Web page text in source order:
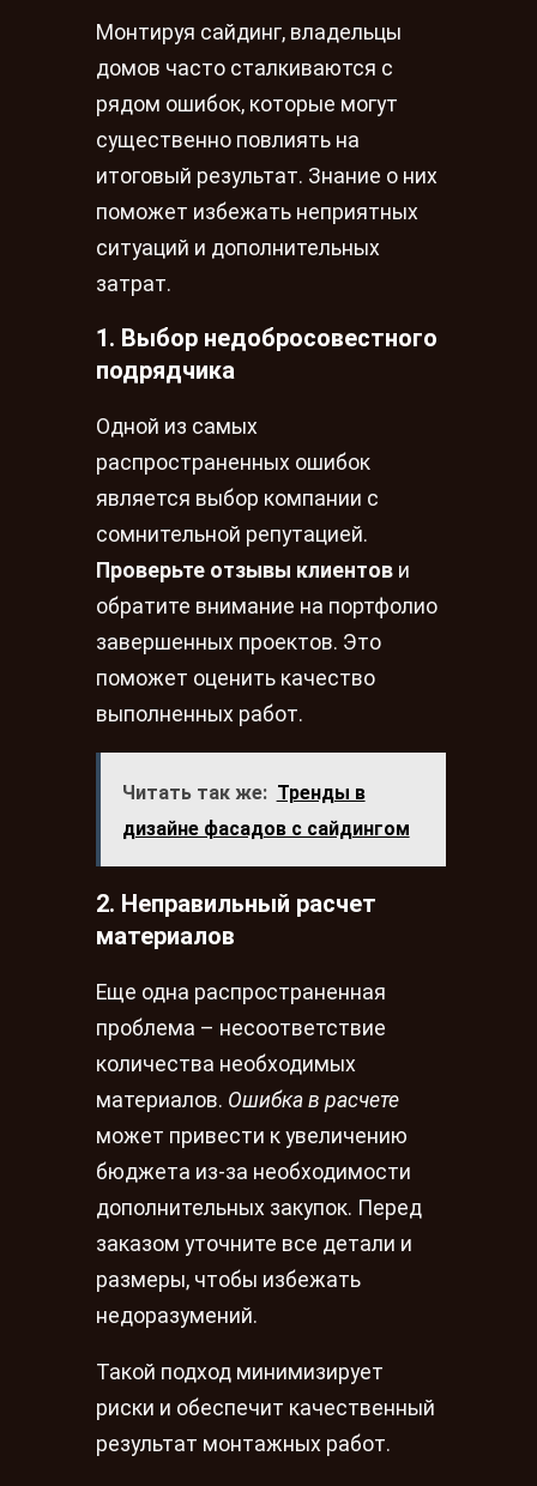
Монтируя сайдинг, владельцы
домов часто сталкиваются с
рядом ошибок, которые могут
существенно повлиять на
итоговый результат. Знание о них
поможет избежать неприятных
ситуаций и дополнительных
затрат.
1. Выбор недобросовестного
подрядчика
Одной из самых
распространенных ошибок
является выбор компании с
сомнительной репутацией.
Проверьте отзывы клиентов и
обратите внимание на портфолио
завершенных проектов. Это
поможет оценить качество
выполненных работ.
Читать так же: Тренды в
дизайне фасадов с сайдингом
2. Неправильный расчет
материалов
Еще одна распространенная
проблема – несоответствие
количества необходимых
материалов. Ошибка в расчете
может привести к увеличению
бюджета из-за необходимости
дополнительных закупок. Перед
заказом уточните все детали и
размеры, чтобы избежать
недоразумений.
Такой подход минимизирует
риски и обеспечит качественный
результат монтажных работ.